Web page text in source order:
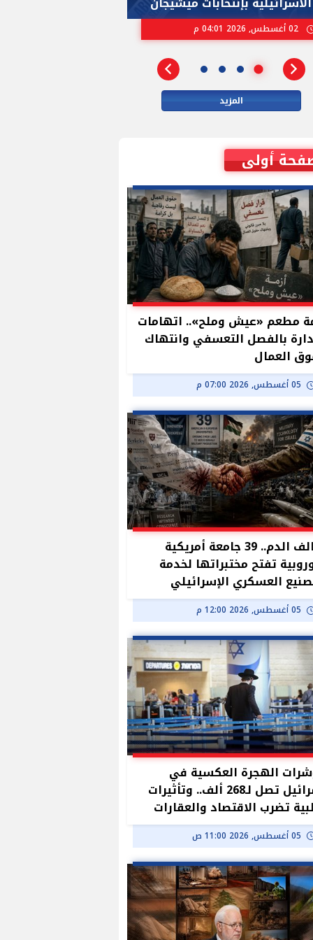
المزيد
أولى
مطعم «عيش وملح».. اتهامات
بالفصل التعسفي وانتهاك
العمال
05 أغسطس, 2026 07:00 م
تحالف الدم.. 39 جامعة أمريكية
تفتح مختبراتها لخدمة
العسكري الإسرائيلي
05 أغسطس, 2026 12:00 م
الهجرة العكسية في
إسرائيل تصل لـ268 ألف.. وتأثيرات
تضرب الاقتصاد والعقارات
05 أغسطس, 2026 11:00 ص